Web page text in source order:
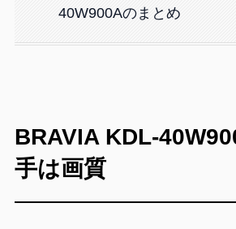
40W900Aのまとめ
BRAVIA KDL-
手は画質